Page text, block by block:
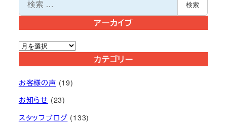
索
検索
アーカイブ
ア
イ
ブ
カテゴリー
お客様の声 (19)
お知らせ (23)
スタッフブログ (133)